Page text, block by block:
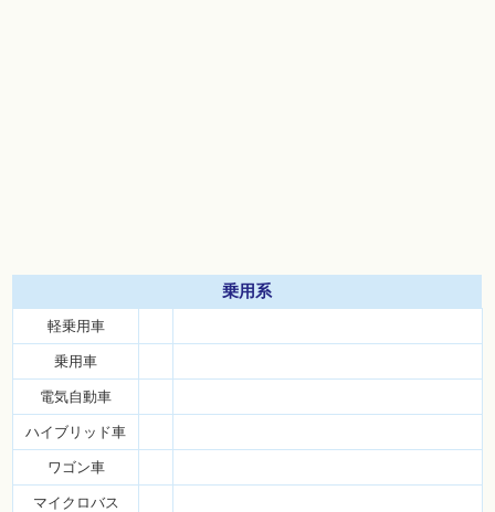
乗用系
軽乗用車
乗用車
電気自動車
ハイブリッド車
ワゴン車
マイクロバス